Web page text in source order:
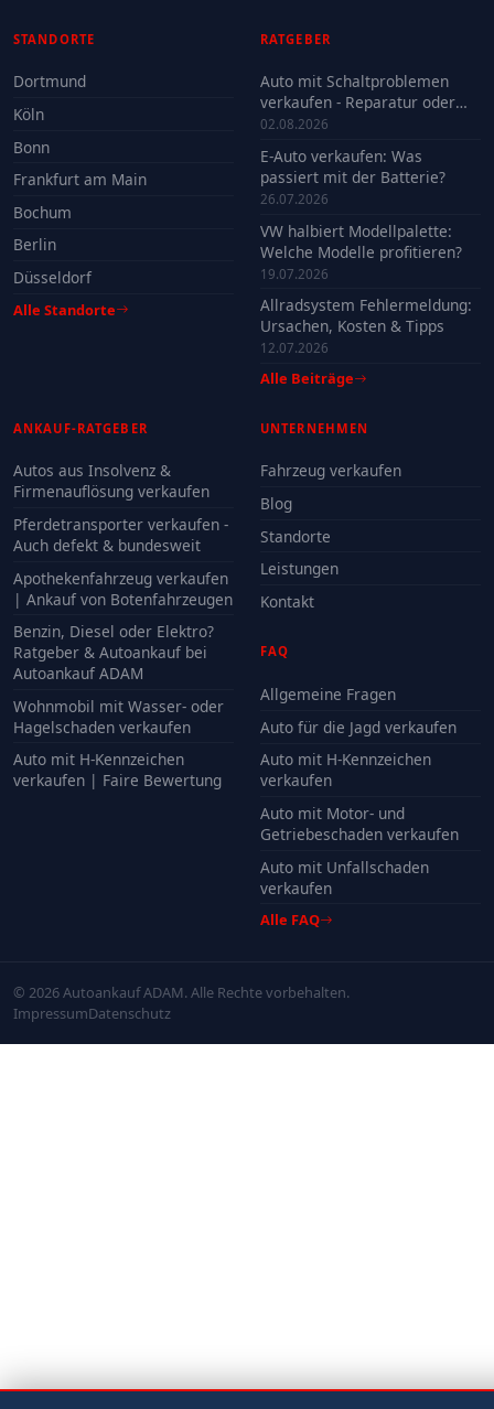
STANDORTE
Dortmund
Köln
Bonn
Frankfurt am Main
Bochum
Berlin
Düsseldorf
Alle Standorte
RATGEBER
Auto mit Schaltproblemen
verkaufen - Reparatur oder
Verkauf?
02.08.2026
E-Auto verkaufen: Was
passiert mit der Batterie?
26.07.2026
VW halbiert Modellpalette:
Welche Modelle profitieren?
19.07.2026
Allradsystem Fehlermeldung:
Ursachen, Kosten & Tipps
12.07.2026
Alle Beiträge
ANKAUF-RATGEBER
Autos aus Insolvenz &
Firmenauflösung verkaufen
Pferdetransporter verkaufen -
Auch defekt & bundesweit
Apothekenfahrzeug verkaufen
| Ankauf von Botenfahrzeugen
Benzin, Diesel oder Elektro?
Ratgeber & Autoankauf bei
Autoankauf ADAM
Wohnmobil mit Wasser- oder
Hagelschaden verkaufen
Auto mit H-Kennzeichen
verkaufen | Faire Bewertung
UNTERNEHMEN
Fahrzeug verkaufen
Blog
Standorte
Leistungen
Kontakt
FAQ
Allgemeine Fragen
Auto für die Jagd verkaufen
Auto mit H-Kennzeichen
verkaufen
Auto mit Motor- und
Getriebeschaden verkaufen
Auto mit Unfallschaden
verkaufen
Alle FAQ
© 2026 Autoankauf ADAM. Alle Rechte vorbehalten.
ImpressumDatenschutz